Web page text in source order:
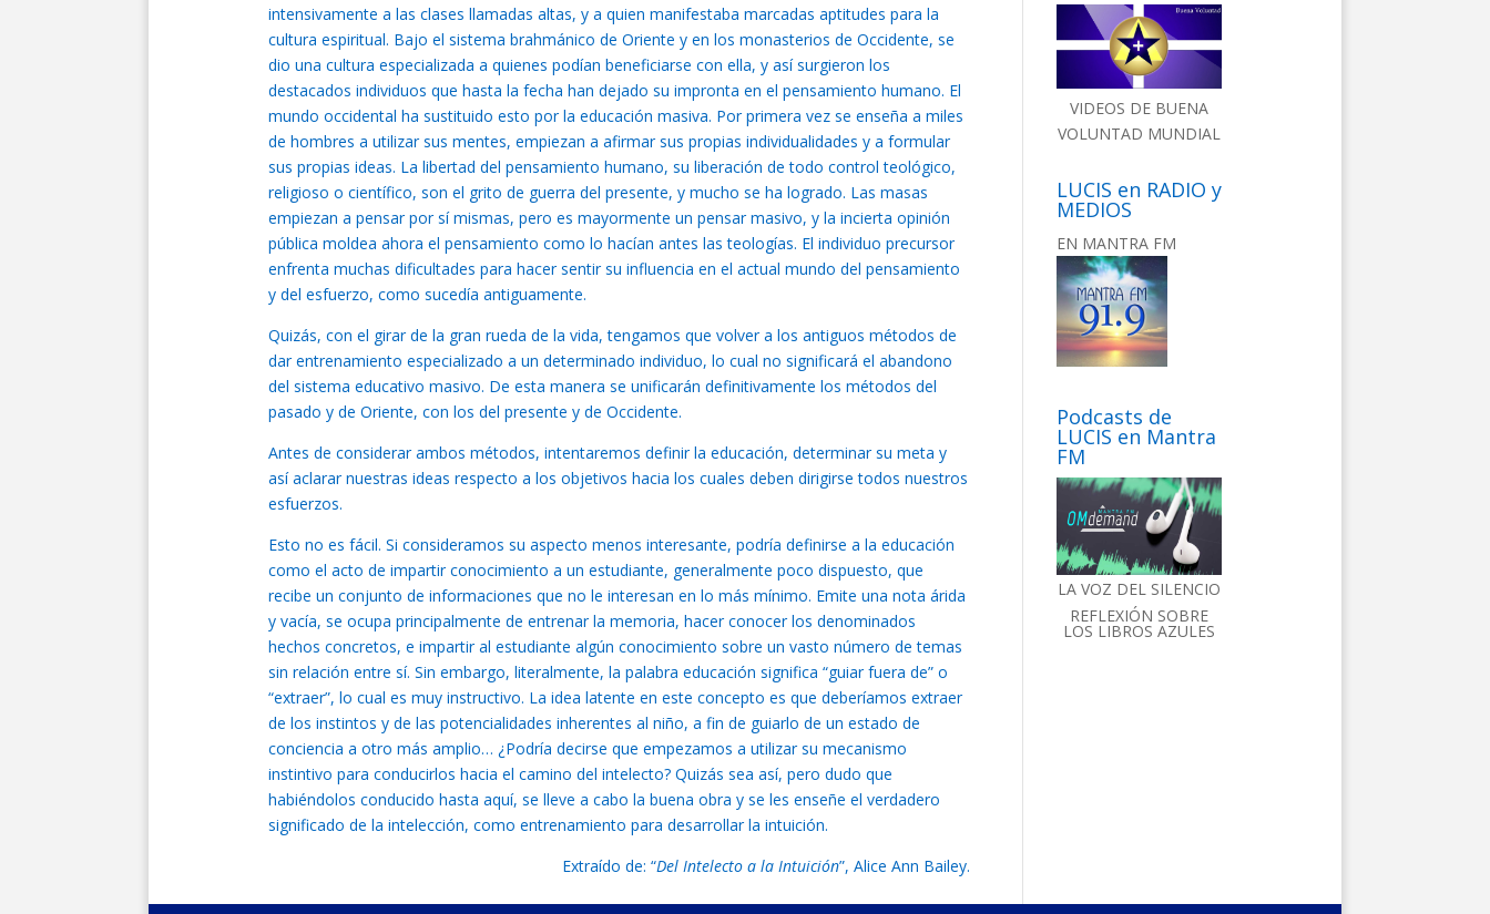
intensivamente a las clases llamadas altas, y a quien manifestaba marcadas aptitudes para la
cultura espiritual. Bajo el sistema brahmánico de Oriente y en los monasterios de Occidente, se
dio una cultura especializada a quienes podían beneficiarse con ella, y así surgieron los
destacados individuos que hasta la fecha han dejado su impronta en el pensamiento humano. El
mundo occidental ha sustituido esto por la educación masiva. Por primera vez se enseña a miles
de hombres a utilizar sus mentes, empiezan a afirmar sus propias individualidades y a formular
sus propias ideas. La libertad del pensamiento humano, su liberación de todo control teológico,
religioso o científico, son el grito de guerra del presente, y mucho se ha logrado. Las masas
empiezan a pensar por sí mismas, pero es mayormente un pensar masivo, y la incierta opinión
pública moldea ahora el pensamiento como lo hacían antes las teologías. El individuo precursor
enfrenta muchas dificultades para hacer sentir su influencia en el actual mundo del pensamiento
y del esfuerzo, como sucedía antiguamente.
Quizás, con el girar de la gran rueda de la vida, tengamos que volver a los antiguos métodos de
dar entrenamiento especializado a un determinado individuo, lo cual no significará el abandono
del sistema educativo masivo. De esta manera se unificarán definitivamente los métodos del
pasado y de Oriente, con los del presente y de Occidente.
Antes de considerar ambos métodos, intentaremos definir la educación, determinar su meta y
así aclarar nuestras ideas respecto a los objetivos hacia los cuales deben dirigirse todos nuestros
esfuerzos.
Esto no es fácil. Si consideramos su aspecto menos interesante, podría definirse a la educación
como el acto de impartir conocimiento a un estudiante, generalmente poco dispuesto, que
recibe un conjunto de informaciones que no le interesan en lo más mínimo. Emite una nota árida
y vacía, se ocupa principalmente de entrenar la memoria, hacer conocer los denominados
hechos concretos, e impartir al estudiante algún conocimiento sobre un vasto número de temas
sin relación entre sí. Sin embargo, literalmente, la palabra educación significa “guiar fuera de” o
“extraer”, lo cual es muy instructivo. La idea latente en este concepto es que deberíamos extraer
de los instintos y de las potencialidades inherentes al niño, a fin de guiarlo de un estado de
conciencia a otro más amplio… ¿Podría decirse que empezamos a utilizar su mecanismo
instintivo para conducirlos hacia el camino del intelecto? Quizás sea así, pero dudo que
habiéndolos conducido hasta aquí, se lleve a cabo la buena obra y se les enseñe el verdadero
significado de la intelección, como entrenamiento para desarrollar la intuición.
Extraído de: “Del Intelecto a la Intuición”, Alice Ann Bailey.
VIDEOS DE BUENA
VOLUNTAD MUNDIAL
LUCIS en RADIO y
MEDIOS
EN MANTRA FM
Podcasts de
LUCIS en Mantra
FM
LA VOZ DEL SILENCIO
REFLEXIÓN SOBRE
LOS LIBROS AZULES